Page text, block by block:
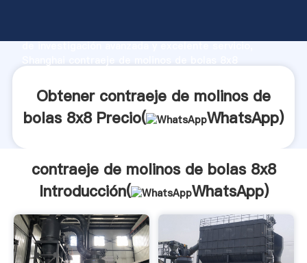
de investigación avanzada y excelente servicio,
clientes.
Obtener contraeje de molinos de
bolas 8x8 Precio(
WhatsApp)
contraeje de molinos de bolas 8x8
Introducción(
WhatsApp)